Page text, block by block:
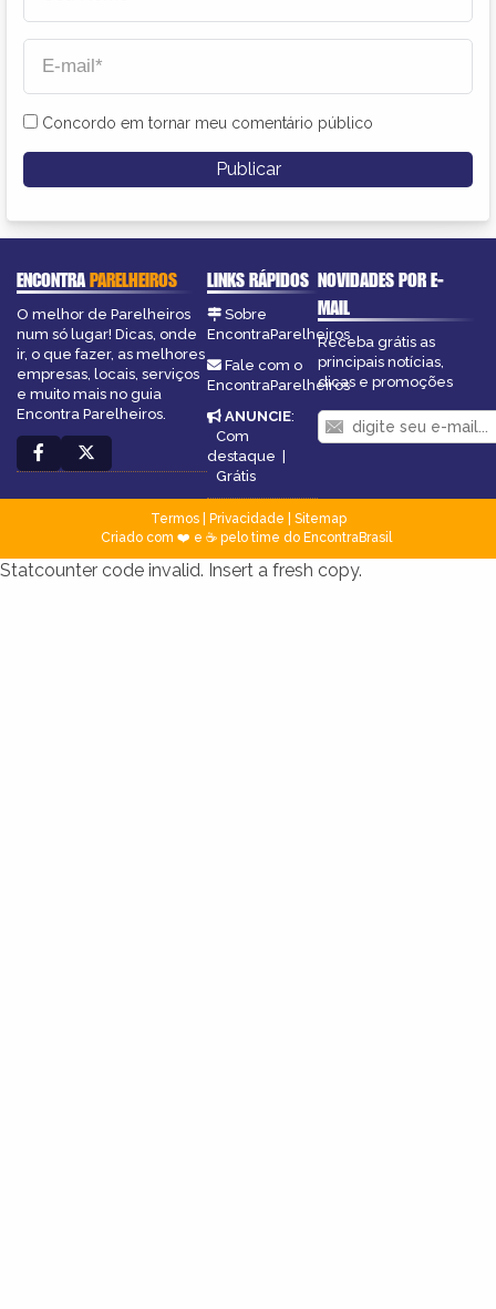
Concordo em tornar meu comentário público
ENCONTRAPARELHEIROS
O melhor de Parelheiros
num só lugar! Dicas, onde
ir, o que fazer, as melhores
empresas, locais, serviços
e muito mais no guia
Encontra Parelheiros.
LINKS RÁPIDOS
Sobre
EncontraParelheiros
Fale com o
EncontraParelheiros
ANUNCIE:
Com
destaque
Grátis
NOVIDADES POR E-
MAIL
Receba grátis as
principais notícias,
dicas e promoções
Termos| Privacidade
Sitemap
Criado com ❤️ e ☕ pelo time do EncontraBrasil
Statcounter code invalid. Insert a fresh copy.